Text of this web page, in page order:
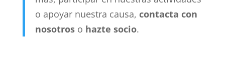
o apoyar nuestra causa, contacta con
nosotroso hazte socio.